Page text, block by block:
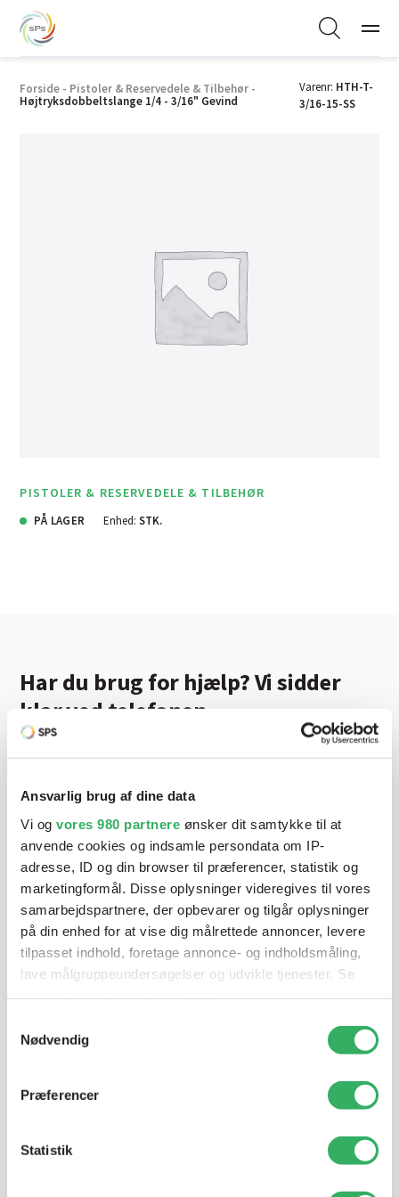
Ansvarlig brug af dine data
Vi og vores 980 partnere ønsker dit samtykke til at
anvende cookies og indsamle persondata om IP-
adresse, ID og din browser til præferencer, statistik og
marketingformål. Disse oplysninger videregives til vores
samarbejdspartnere, der opbevarer og tilgår oplysninger
på din enhed for at vise dig målrettede annoncer, levere
tilpasset indhold, foretage annonce- og indholdsmåling,
lave målgruppeundersøgelser og udvikle tjenester. Se
tilbage eller ændre indstillinger fra vores
"Cookiedeklaration", eller ved at trykke på "Privacy
Nødvendig
Præferencer
Statistik
Forside - Pistoler & Reservedele & Tilbehør -
Højtryksdobbeltslange 1/4 - 3/16" Gevind
Varenr: HTH-T-
3/16-15-SS
PISTOLER & RESERVEDELE & TILBEHØR
PÅ LAGER Enhed: STK.
Har du brug for hjælp? Vi sidder
klar ved telefonen
en sprøjtepistol eller om du har behov for en
blandeanlægsløsning, kan vi hjælpe dig.
Mandag - Torsdag 07:00-15:30
Fredag 07:00-13:45
T:+45 69 89 81 05